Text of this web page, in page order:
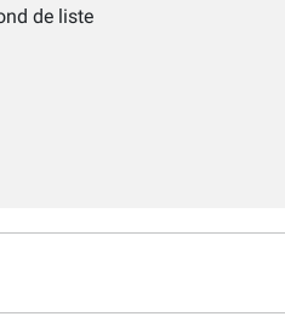
de liste